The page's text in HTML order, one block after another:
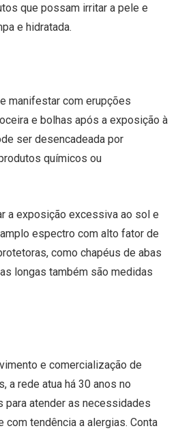
que possam irritar a pele e
e hidratada.
manifestar com erupções
e bolhas após a exposição à
ser desencadeada por
químicos ou
a exposição excessiva ao sol e
espectro com alto fator de
como chapéus de abas
longas também são medidas
e comercialização de
a rede atua há 30 anos no
para atender as necessidades
tendência a alergias. Conta